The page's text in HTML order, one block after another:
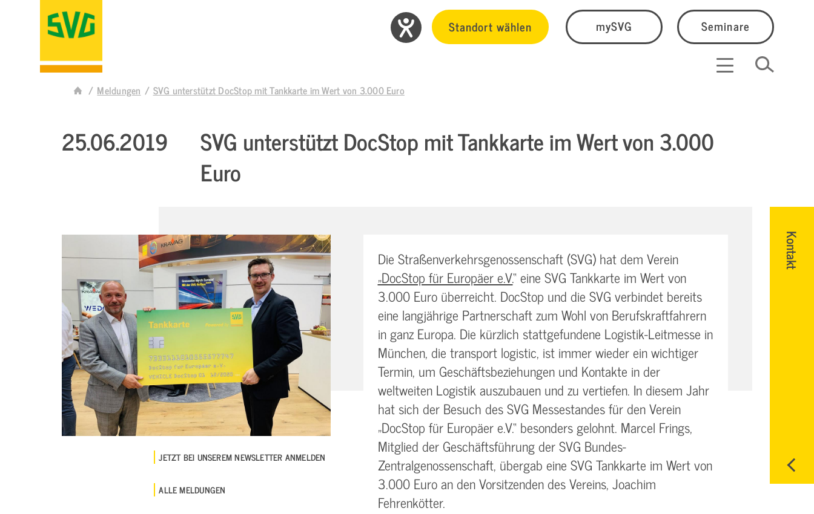
Standort wählen mySVG Seminare
Kontakt
Meldungen SVG unterstützt DocStop mit Tankkarte im Wert von 3.000 Euro
25.06.2019
SVG unterstützt DocStop mit Tankkarte im Wert von 3.000
Euro
JETZT BEI UNSEREM NEWSLETTER ANMELDEN
ALLE MELDUNGEN
Die Straßenverkehrsgenossenschaft (SVG) hat dem Verein
„DocStop für Europäer e.V.“ eine SVG Tankkarte im Wert von
3.000 Euro überreicht. DocStop und die SVG verbindet bereits
eine langjährige Partnerschaft zum Wohl von Berufskraftfahrern
in ganz Europa. Die kürzlich stattgefundene Logistik-Leitmesse in
München, die transport logistic, ist immer wieder ein wichtiger
Termin, um Geschäftsbeziehungen und Kontakte in der
weltweiten Logistik auszubauen und zu vertiefen. In diesem Jahr
hat sich der Besuch des SVG Messestandes für den Verein
„DocStop für Europäer e.V.“ besonders gelohnt. Marcel Frings,
Mitglied der Geschäftsführung der SVG Bundes-
Zentralgenossenschaft, übergab eine SVG Tankkarte im Wert von
3.000 Euro an den Vorsitzenden des Vereins, Joachim
Fehrenkötter.